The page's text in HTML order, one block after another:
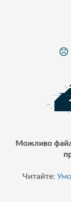
Можливо файл
Читайте: